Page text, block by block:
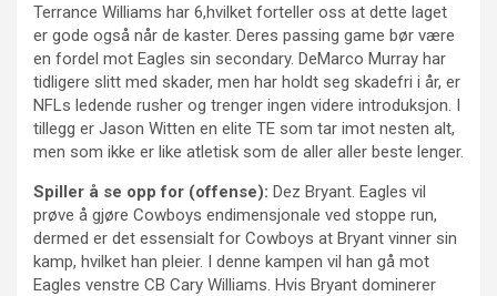
Terrance Williams har 6,hvilket forteller oss at dette laget
er gode også når de kaster. Deres passing game bør være
en fordel mot Eagles sin secondary. DeMarco Murray har
tidligere slitt med skader, men har holdt seg skadefri i år, er
NFLs ledende rusher og trenger ingen videre introduksjon. I
tillegg er Jason Witten en elite TE som tar imot nesten alt,
men som ikke er like atletisk som de aller aller beste lenger.
Spiller å se opp for (offense): Dez Bryant. Eagles vil
prøve å gjøre Cowboys endimensjonale ved stoppe run,
dermed er det essensialt for Cowboys at Bryant vinner sin
kamp, hvilket han pleier. I denne kampen vil han gå mot
Eagles venstre CB Cary Williams. Hvis Bryant dominerer